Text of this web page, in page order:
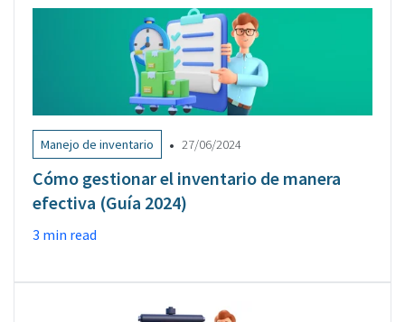
Manejo de inventario • 27/06/2024
Cómo gestionar el inventario de manera
efectiva (Guía 2024)
3 min read